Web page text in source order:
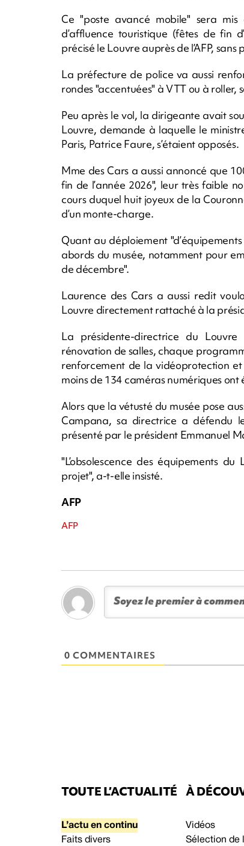
Ce "poste avancé mobile" sera
d’affluence touristique (fêtes de fin
précisé le Louvre auprès de l’AFP, sans
La préfecture de police va aussi
rondes "accentuées" à VTT ou à roller,
Peu après le vol, la dirigeante avait
Louvre, demande à laquelle le
Paris, Patrice Faure, s’étaient opposés.
Mme des Cars a aussi annoncé que
fin de l’année 2026", leur très faible
cours duquel huit joyeux de la
d’un monte-charge.
Quant au déploiement
abords du musée, notamment pour
de décembre".
Laurence des Cars a aussi redit
Louvre directement rattaché à la
La présidente-directrice du
rénovation de salles, chaque
renforcement de la vidéoprotection
moins de 134 caméras numériques
Alors que la vétusté du musée pose
Campana, sa directrice a défendu
présenté par le président Emmanuel
"L’obsolescence des équipements
projet", a-t-elle insisté.
AFP
AFP
0 COMMENTAIRES
TOUTE L’ACTUALITÉ
L’actu en continu
Faits divers
À
Vidéos
Sélection de